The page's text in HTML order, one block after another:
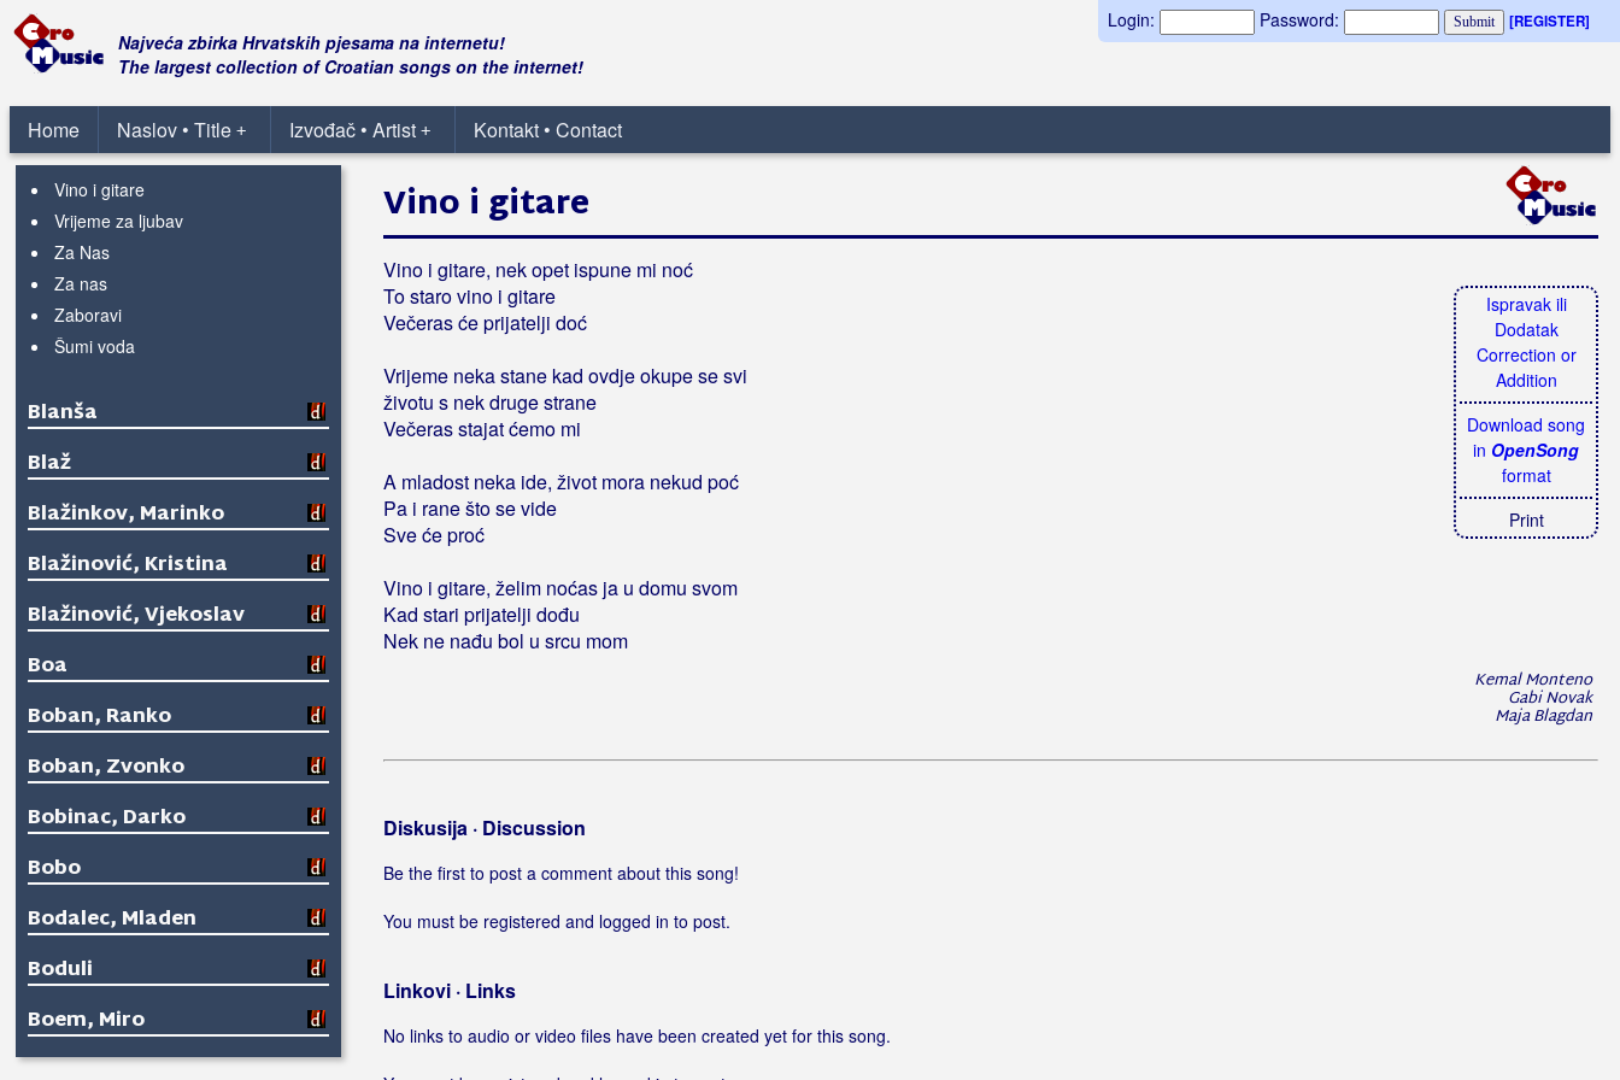
Login: Password: [REGISTER]
Najveća zbirka Hrvatskih pjesama na internetu!
The largest collection of Croatian songs on the internet!
Home +
Naslov • Title +
Izvođač • Artist Kontakt • Contact
Ti si čovjek moj
Tisućljeća prolaze
U ranu zoru
U tvojim očima
Vino i gitare
Vrijeme za ljubav
Za Nas
Za nas
Zaboravi
Šumi voda
Blanša
Blaž
Blažinkov, Marinko
Blažinović, Kristina
Blažinović, Vjekoslav
Boa
Boban, Ranko
Boban, Zvonko
Bobinac, Darko
Bobo
Bodalec, Mladen
Boduli
Boem, Miro
Bogavčić, Joško
Ispravak ili
Dodatak
Correction or
Addition
Download song
in OpenSong
format
Print
Vino i gitare
Vino i gitare, nek opet ispune mi noć
To staro vino i gitare
Večeras će prijatelji doć
Vrijeme neka stane kad ovdje okupe se svi
životu s nek druge strane
Večeras stajat ćemo mi
A mladost neka ide, život mora nekud poć
Pa i rane što se vide
Sve će proć
Vino i gitare, želim noćas ja u domu svom
Kad stari prijatelji dođu
Nek ne nađu bol u srcu mom
Kemal Monteno
Gabi Novak
Maja Blagdan
Diskusija · Discussion
Be the first to post a comment about this song!
You must be registered and logged in to post.
Linkovi · Links
No links to audio or video files have been created yet for this song.